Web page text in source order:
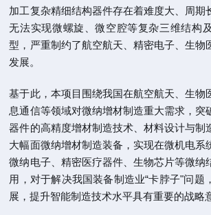
加工复杂精细结构器件存在着难度大、周期
无法实现微螺旋、微空腔等复杂三维结构
型，严重制约了航空航天、精密电子、生物
发展。
基于此，本项目围绕我国在航空航天、生物
息通信等领域对微纳增材制造重大需求，突
器件的高精度增材制造技术、材料设计与制
大幅面微纳增材制造装备，实现在微机电系
微纳电子、精密医疗器件、生物芯片等微纳
用，对于解决我国装备制造业“卡脖子"问题
展，提升智能制造技术水平具有重要的战略